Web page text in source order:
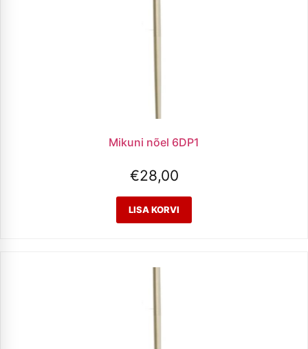
Mikuni nõel 6DP1
€28,00